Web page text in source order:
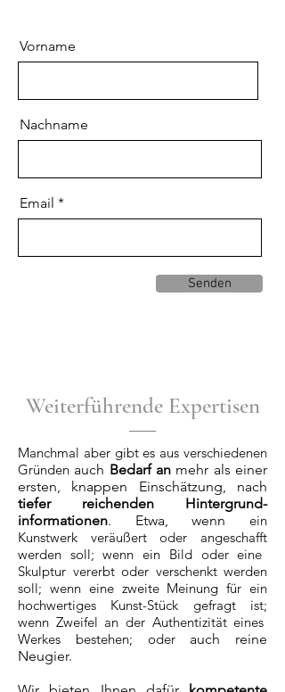
Vorname
Nachname
Email
Senden
Weiterführende Expertisen
Manchmal aber gibt es aus verschiedenen
Gründen auch Bedarf an mehr alseiner
ersten, knappen Einschätzung, nach
tiefer reichenden Hintergrund-
informationen. Etwa, wenn ein
Kunstwerk veräußert oder angeschafft
werden soll; wenn ein Bild oder eine
Skulptur vererbt oder verschenkt werden
soll; wenn eine zweite Meinung für ein
hochwertiges Kunst-Stück gefragt ist;
wenn Zweifel an der Authentizität eines
Werkes bestehen; oderauch reine
Neugier.